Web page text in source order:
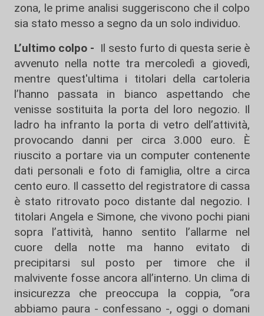
zona, le prime analisi suggeriscono che il colpo
sia stato messo a segno da un solo individuo.
L’ultimo colpo - Il sesto furto di questa serie è
avvenuto nella notte tra mercoledì a giovedì,
mentre quest'ultima i titolari della cartoleria
l’hanno passata in bianco aspettando che
venisse sostituita la porta del loro negozio. Il
ladro ha infranto la porta di vetro dell’attività,
provocando danni per circa 3.000 euro. È
riuscito a portare via un computer contenente
dati personali e foto di famiglia, oltre a circa
cento euro. Il cassetto del registratore di cassa
è stato ritrovato poco distante dal negozio. I
titolari Angela e Simone, che vivono pochi piani
sopra l’attività, hanno sentito l’allarme nel
cuore della notte ma hanno evitato di
precipitarsi sul posto per timore che il
malvivente fosse ancora all’interno. Un clima di
insicurezza che preoccupa la coppia, “ora
abbiamo paura - confessano -, oggi o domani